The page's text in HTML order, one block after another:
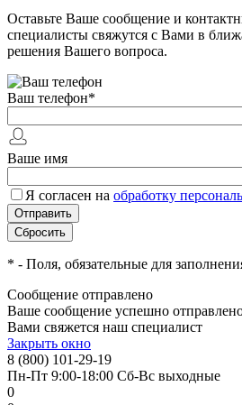
Оставьте Ваше сообщение и
специалисты свяжутся с Вами в
решения Вашего вопроса.
Ваш телефон*
Ваше имя
Я согласен на обработку
* - Поля, обязательные для
Сообщение отправлено
Ваше сообщение успешно
Вами свяжется наш специалист
Закрыть окно
8 (800) 101-29-19
Пн-Пт 9:00-18:00 Сб-Вс выходные
0